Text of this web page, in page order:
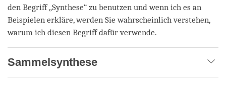
den Begriff „Synthese“ zu benutzen und wenn ich es an
Beispielen erkläre, werden Sie wahrscheinlich verstehen,
warum ich diesen Begriff dafür verwende.
Sammelsynthese